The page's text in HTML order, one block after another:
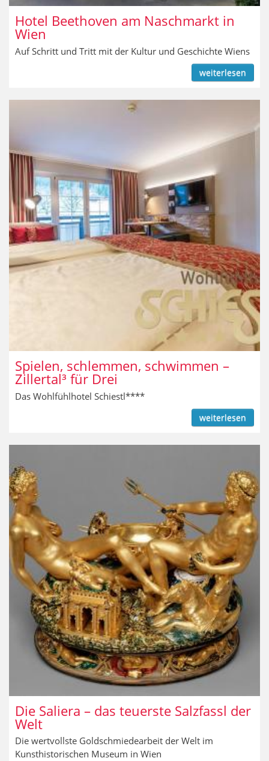
Hotel Beethoven am Naschmarkt in
Wien
Auf Schritt und Tritt mit der Kultur und Geschichte Wiens
weiterlesen
Spielen, schlemmen, schwimmen –
Zillertal³ für Drei
Das Wohlfühlhotel Schiestl****
weiterlesen
Die Saliera – das teuerste Salzfassl der
Welt
Die wertvollste Goldschmiedearbeit der Welt im
Kunsthistorischen Museum in Wien